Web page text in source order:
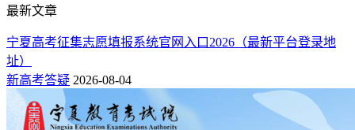
最新文章
宁夏高考征集志愿填报系统官网入口2026（最新平台登录地
址）
新高考答疑 2026-08-04